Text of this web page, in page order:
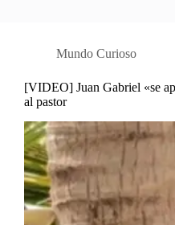
Mundo Curioso
[VIDEO] Juan Gabriel «se
al pastor